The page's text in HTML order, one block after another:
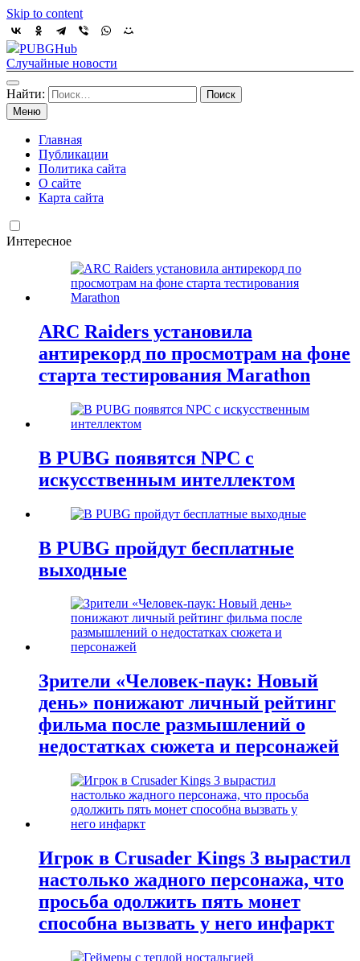
Skip to content
PUBGHub
Случайные новости
Найти:
Меню
Главная
Публикации
Политика сайта
О сайте
Карта сайта
Интересное
ARC Raiders установила
антирекорд по просмотрам на фоне
старта тестирования Marathon
В PUBG появятся NPC с
искусственным интеллектом
В PUBG пройдут бесплатные
выходные
Зрители «Человек-паук: Новый
день» понижают личный рейтинг
фильма после размышлений о
недостатках сюжета и персонажей
Игрок в Crusader Kings 3 вырастил
настолько жадного персонажа, что
просьба одолжить пять монет
способна вызвать у него инфаркт